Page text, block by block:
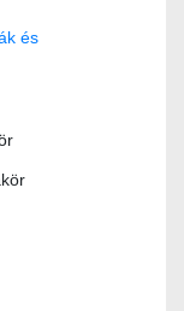
és